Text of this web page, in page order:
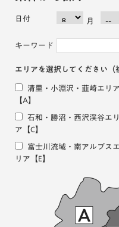
日付 月
キーワード
エリアを選択してください
清里・小淵沢・韮崎エリア
【A】
石和・勝沼・西沢渓谷エリ
ア 【C】
富士川流域・南アルプスエ
リア 【E】